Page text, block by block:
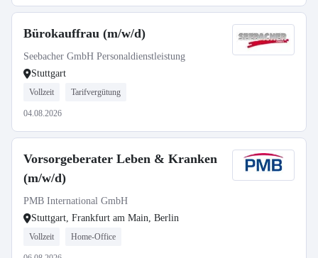
Bürokauffrau (m/w/d)
Seebacher GmbH Personaldienstleistung
Stuttgart
Vollzeit Tarifvergütung
04.08.2026
Vorsorgeberater Leben & Kranken
(m/w/d)
PMB International GmbH
Stuttgart, Frankfurt am Main, Berlin
Vollzeit Home-Office